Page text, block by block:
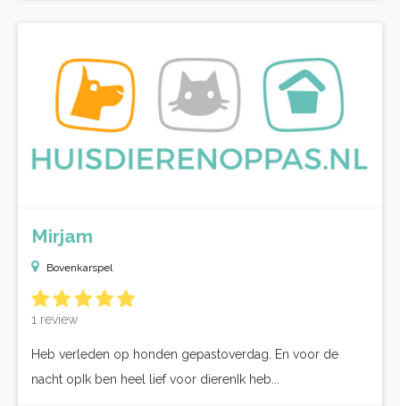
Mirjam
Bovenkarspel
1 review
Heb verleden op honden gepastoverdag. En voor de
nacht opIk ben heel lief voor dierenIk heb...